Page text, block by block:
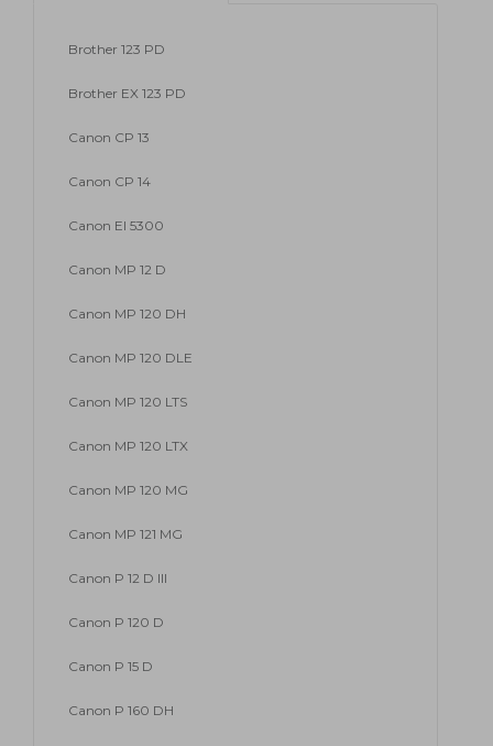
Brother 123 PD
Brother EX 123 PD
Canon CP 13
Canon CP 14
Canon EI 5300
Canon MP 12 D
Canon MP 120 DH
Canon MP 120 DLE
Canon MP 120 LTS
Canon MP 120 LTX
Canon MP 120 MG
Canon MP 121 MG
Canon P 12 D III
Canon P 120 D
Canon P 15 D
Canon P 160 DH